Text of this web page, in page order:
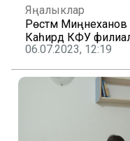
Яңалыклар
Рөстәм Миңнеханов
Каһирәдә КФУ
06.07.2023, 12:19